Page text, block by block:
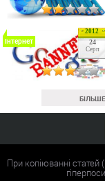
2012
24
Серп
Інтернет
При копіюванні